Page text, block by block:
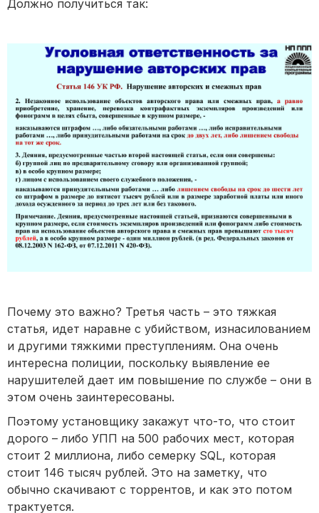
Должно получиться так:
Почему это важно? Третья часть – это тяжкая
статья, идет наравне с убийством, изнасилованием
и другими тяжкими преступлениям. Она очень
интересна полиции, поскольку выявление ее
нарушителей дает им повышение по службе – они в
этом очень заинтересованы.
Поэтому установщику закажут что-то, что стоит
дорого – либо УПП на 500 рабочих мест, которая
стоит 2 миллиона, либо семерку SQL, которая
стоит 146 тысяч рублей. Это на заметку, что
обычно скачивают с торрентов, и как это потом
трактуется.